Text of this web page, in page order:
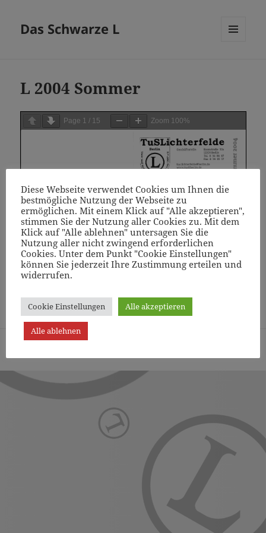
Das Schwarze L
L 2004 Sommer
Page 1 / 15 Zoom 100%
Page1/15 Zoom100%
Diese Webseite verwendet Cookies um Ihnen die
bestmögliche Nutzung der Webseite zu
ermöglichen. Mit einem Klick auf "Alle akzeptieren",
stimmen Sie der Nutzung aller Cookies zu. Mit dem
Klick auf "Alle ablehnen" untersagen Sie die
Nutzung aller nicht zwingend erforderlichen
Cookies. Unter dem Punkt "Cookie Einstellungen"
können Sie jederzeit Ihre Zustimmung erteilen und
widerrufen.
Cookie Einstellungen Alle akzeptieren
Alle ablehnen